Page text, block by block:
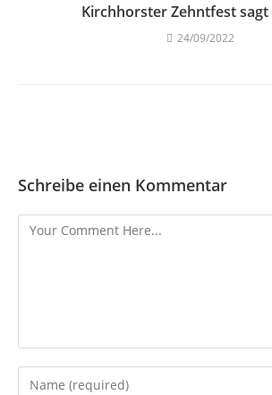
Kirchhorster Zehntfest sagt
24/09/2022
Schreibe einen Kommentar